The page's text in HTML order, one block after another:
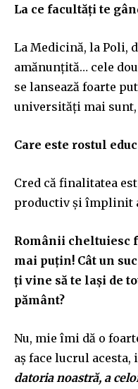
La ce facultăți te
La Medicină, la Poli,
amănunțită… cele
se lansează foarte
universități mai sunt,
Care este rostul
Cred că finalitatea
productiv și împlinit
Românii cheltuiesc
mai puțin! Cât un
ți vine să te lași de
pământ?
Nu, mie îmi dă o
aș face lucrul
datoria noastră, a